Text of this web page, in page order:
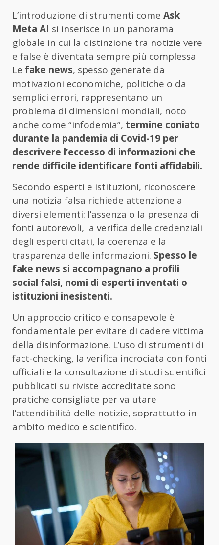
L’introduzione di strumenti come Ask
Meta AI si inserisce in un panorama
globale in cui la distinzione tra notizie vere
e false è diventata sempre più complessa.
Le fake news, spesso generate da
motivazioni economiche, politiche o da
semplici errori, rappresentano un
problema di dimensioni mondiali, noto
anche come “infodemia”, termine coniato
durante la pandemia di Covid-19 per
descrivere l’eccesso di informazioni che
rende difficile identificare fonti affidabili.
Secondo esperti e istituzioni, riconoscere
una notizia falsa richiede attenzione a
diversi elementi: l’assenza o la presenza di
fonti autorevoli, la verifica delle credenziali
degli esperti citati, la coerenza e la
trasparenza delle informazioni. Spesso le
fake news si accompagnano a profili
social falsi, nomi di esperti inventati o
istituzioni inesistenti.
Un approccio critico e consapevole è
fondamentale per evitare di cadere vittima
della disinformazione. L’uso di strumenti di
fact-checking, la verifica incrociata con fonti
ufficiali e la consultazione di studi scientifici
pubblicati su riviste accreditate sono
pratiche consigliate per valutare
l’attendibilità delle notizie, soprattutto in
ambito medico e scientifico.